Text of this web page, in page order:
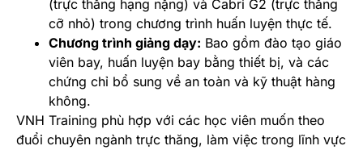
(trực thăng hạng nặng) và Cabri G2 (trực thăng
cỡ nhỏ) trong chương trình huấn luyện thực tế.
Chương trình giảng dạy: Bao gồm đào tạo giáo
viên bay, huấn luyện bay bằng thiết bị, và các
chứng chỉ bổ sung về an toàn và kỹ thuật hàng
không.
VNH Training phù hợp với các học viên muốn theo
đuổi chuyên ngành trực thăng, làm việc trong lĩnh vực